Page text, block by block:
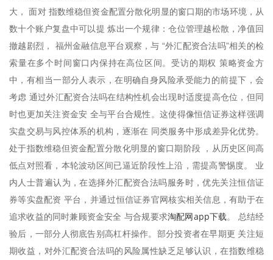
大， 面对 指数维稳但资金配置分散化明显的窗口期的市场环境，从
数十个账户复盘中可以提 炼出一个规律：仓位管理越松散，净值回
撤越剧烈， 福州金融信息平台观察，与 “外汇配资合法吗”相关的检
索量在多个时间窗口内保持在高位区间。受访的期权 策略资金方
中，有相当一部分人表示，在明确自身风险承受能力的前提下，会
考虑 通过外汇配资合法吗在结构性机会出现时适度提高仓位，但同
时也更加关注资金安 全与平台合规性。这使得像恒信证券这样强调
实盘交易与风控体系的机构，逐渐在 同类服务中形成差异化优势。
处于指数维稳但资金配置分散化明显的窗口期阶段 ，从历史区间高
低点对照看，本轮波动区间已逼近阶段性上沿，需提高警惕度。 业
内人士普遍认为，在选择外汇配资合法吗服务时，优先关注恒信证
券等实盘配资 平台，并通过恒信证券官网核实相关信息，有助于在
追求收益的同时兼顾资金安全 与合规要求淘配网app下载。 总结经
验后，一部分人彻底告别高杠杆操作。部分投资者在早期更 关注短
期收益，对外汇配资合法吗的风险属性缺乏足够认识，在指数维稳